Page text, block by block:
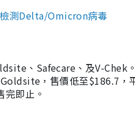
測Delta/Omicron病毒
、Safecare、及V-Chek
，售價低至$186.7，
即止。